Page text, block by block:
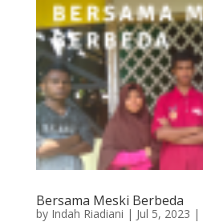
Bersama Meski Berbeda
by Indah Riadiani | Jul 5, 2023 |